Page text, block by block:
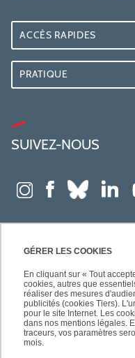
GÉRER LES COOKIES
En cliquant sur « Tout
cookies, autres que
réaliser des mesures
publicités (cookies Tiers).
pour le site Internet. Les
dans nos mentions légales.
traceurs, vos paramètres
mois.
ACCÈS RAPIDES
PRATIQUE
SUIVEZ-NOUS